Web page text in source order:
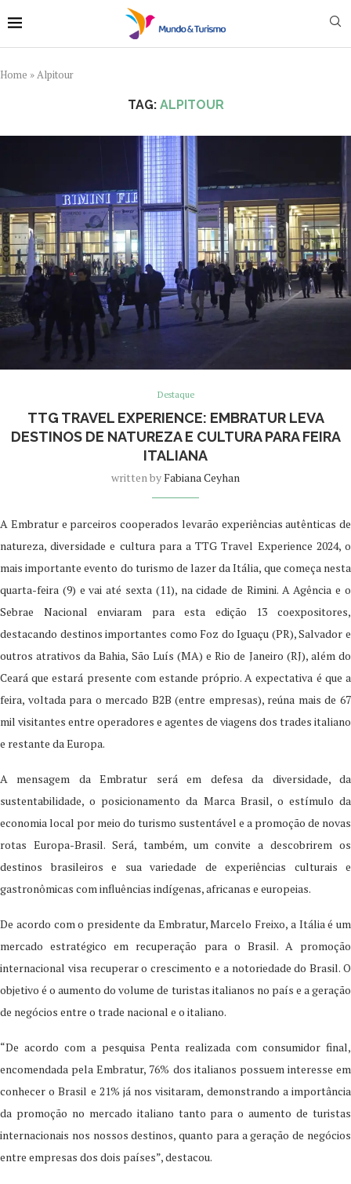
Home »Alpitour
TAG: ALPITOUR
Destaque
TTG TRAVEL EXPERIENCE: EMBRATUR LEVA
DESTINOS DE NATUREZA E CULTURA PARA FEIRA
ITALIANA
written byFabiana Ceyhan
A Embratur e parceiros cooperados levarão experiências autênticas de
natureza, diversidade e cultura para a TTG Travel Experience 2024, o
mais importante evento do turismo de lazer da Itália, que começa nesta
quarta-feira (9) e vai até sexta (11), na cidade de Rimini. A Agência e o
Sebrae Nacional enviaram para esta edição 13 coexpositores,
destacando destinos importantes como Foz do Iguaçu (PR), Salvador e
outros atrativos da Bahia, São Luís (MA) e Rio de Janeiro (RJ), além do
Ceará que estará presente com estande próprio. A expectativa é que a
feira, voltada para o mercado B2B (entre empresas), reúna mais de 67
mil visitantes entre operadores e agentes de viagens dos trades italiano
e restante da Europa.
A mensagem da Embratur será em defesa da diversidade, da
sustentabilidade, o posicionamento da Marca Brasil, o estímulo da
economia local por meio do turismo sustentável e a promoção de novas
rotas Europa-Brasil. Será, também, um convite a descobrirem os
destinos brasileiros e sua variedade de experiências culturais e
gastronômicas com influências indígenas, africanas e europeias.
De acordo com o presidente da Embratur, Marcelo Freixo, a Itália é um
mercado estratégico em recuperação para o Brasil. A promoção
internacional visa recuperar o crescimento e a notoriedade do Brasil. O
objetivo é o aumento do volume de turistas italianos no país e a geração
de negócios entre o trade nacional e o italiano.
“De acordo com a pesquisa Penta realizada com consumidor final,
encomendada pela Embratur, 76% dos italianos possuem interesse em
conhecer o Brasil e 21% já nos visitaram, demonstrando a importância
da promoção no mercado italiano tanto para o aumento de turistas
internacionais nos nossos destinos, quanto para a geração de negócios
entre empresas dos dois países”, destacou.